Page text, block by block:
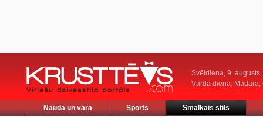
Svētdiena, 9. augusts
Vārda diena: Madara,
Nauda un vara Sports Smalkais stils